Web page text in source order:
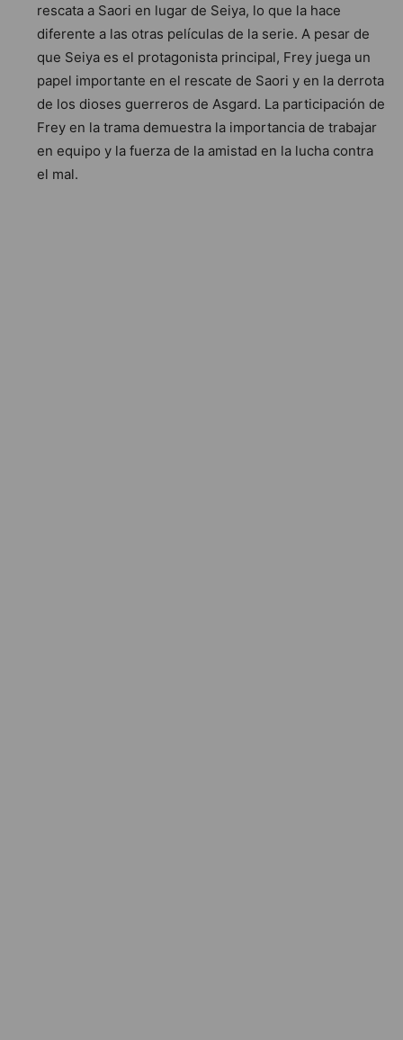
rescata a Saori en lugar de Seiya, lo que la hace
diferente a las otras películas de la serie. A pesar de
que Seiya es el protagonista principal, Frey juega un
papel importante en el rescate de Saori y en la derrota
de los dioses guerreros de Asgard. La participación de
Frey en la trama demuestra la importancia de trabajar
en equipo y la fuerza de la amistad en la lucha contra
el mal.